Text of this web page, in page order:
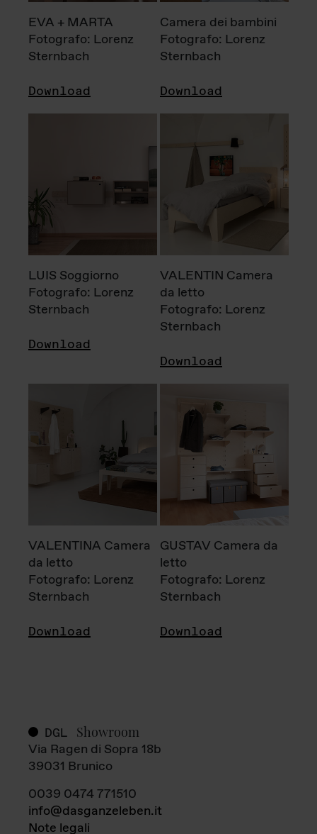
EVA + MARTA
Fotografo: Lorenz
Sternbach
Download
Camera dei bambini
Fotografo: Lorenz
Sternbach
Download
LUIS Soggiorno
Fotografo: Lorenz
Sternbach
Download
VALENTIN Camera
da letto
Fotografo: Lorenz
Sternbach
Download
VALENTINA Camera
da letto
Fotografo: Lorenz
Sternbach
Download
GUSTAV Camera da
letto
Fotografo: Lorenz
Sternbach
Download
DGL Showroom
Via Ragen di Sopra 18b
39031 Brunico
0039 0474 771510
info@dasganzeleben.it
Note legali